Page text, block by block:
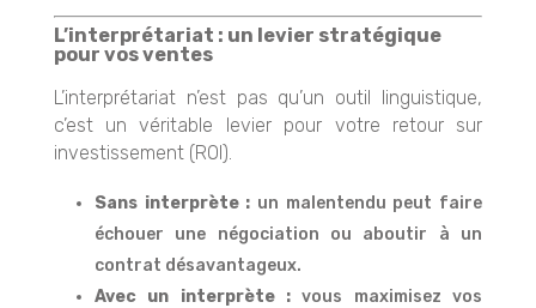
L’interprétariat : un levier stratégique
pour vos ventes
L’interprétariat n’est pas qu’un outil linguistique,
c’est un véritable levier pour votre retour sur
investissement (ROI).
Sans interprète : un malentendu peut faire
échouer une négociation ou aboutir à un
contrat désavantageux.
Avec un interprète : vous maximisez vos